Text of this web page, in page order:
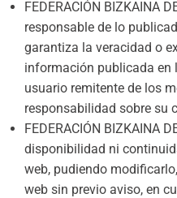
FEDERACIÓN BIZKAINA
responsable de lo
garantiza la veracidad o
información publicada en
usuario remitente de los
responsabilidad sobre su
FEDERACIÓN BIZKAINA
disponibilidad ni
web, pudiendo
web sin previo aviso, en